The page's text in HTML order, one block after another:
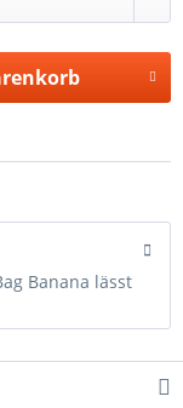
Banana lässt